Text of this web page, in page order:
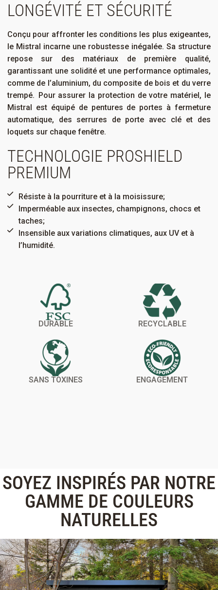
LONGÉVITÉ ET SÉCURITÉ
Conçu pour affronter les conditions les plus exigeantes,
le Mistral incarne une robustesse inégalée. Sa structure
repose sur des matériaux de première qualité,
garantissant une solidité et une performance optimales,
comme de l’aluminium, du composite de bois et du verre
trempé. Pour assurer la protection de votre matériel, le
Mistral est équipé de pentures de portes à fermeture
automatique, des serrures de porte avec cléet des
loquets sur chaque fenêtre.
TECHNOLOGIE PROSHIELD
PREMIUM
Résiste à la pourriture et à la moisissure;
Imperméable aux insectes, champignons, chocs et
taches;
Insensible aux variations climatiques, aux UV et à
l’humidité.
DURABLE RECYCLABLE
SANS TOXINES ENGAGEMENT
SOYEZ INSPIRÉS PAR NOTRE
GAMME DE COULEURS
NATURELLES